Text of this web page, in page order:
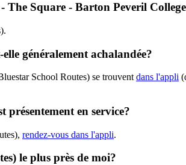
Square - Barton Peveril
généralement achalandée?
School Routes) se trouvent dans l'appli
présentement en service?
rendez-vous dans l'appli.
le plus près de moi?